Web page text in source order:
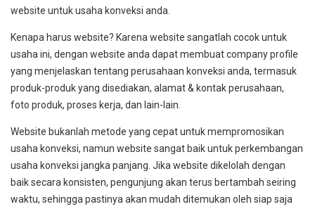
website untuk usaha konveksi anda.
Kenapa harus website? Karena website sangatlah cocok untuk
usaha ini, dengan website anda dapat membuat company profile
yang menjelaskan tentang perusahaan konveksi anda, termasuk
produk-produk yang disediakan, alamat & kontak perusahaan,
foto produk, proses kerja, dan lain-lain.
Website bukanlah metode yang cepat untuk mempromosikan
usaha konveksi, namun website sangat baik untuk perkembangan
usaha konveksi jangka panjang. Jika website dikelolah dengan
baik secara konsisten, pengunjung akan terus bertambah seiring
waktu, sehingga pastinya akan mudah ditemukan oleh siap saja